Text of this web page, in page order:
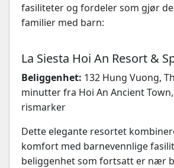
fasiliteter og fordeler som gjør
familier med barn:
La Siesta Hoi An Resort &
Beliggenhet: 132 Hung Vuong,
minutter fra Hoi An Ancient
rismarker
Dette elegante resortet
komfort med barnevennlige
beliggenhet som fortsatt er nær